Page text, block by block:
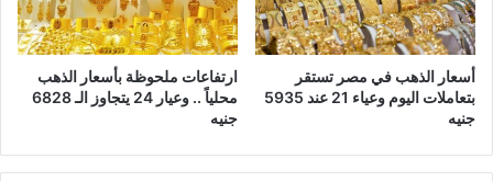
أسعار الذهب في مصر تستقر
بتعاملات اليوم وعياء 21 عند 5935
جنيه
ارتفاعات ملحوظة بأسعار الذهب
محلياً .. وعيار 24 يتجاوز الـ 6828
جنيه